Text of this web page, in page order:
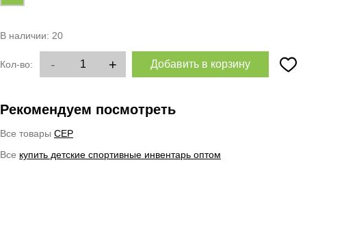
В наличии: 20
Кол-во: - + Добавить в корзину
Рекомендуем посмотреть
Все товары CEP
Все купить детские спортивные инвентарь оптом